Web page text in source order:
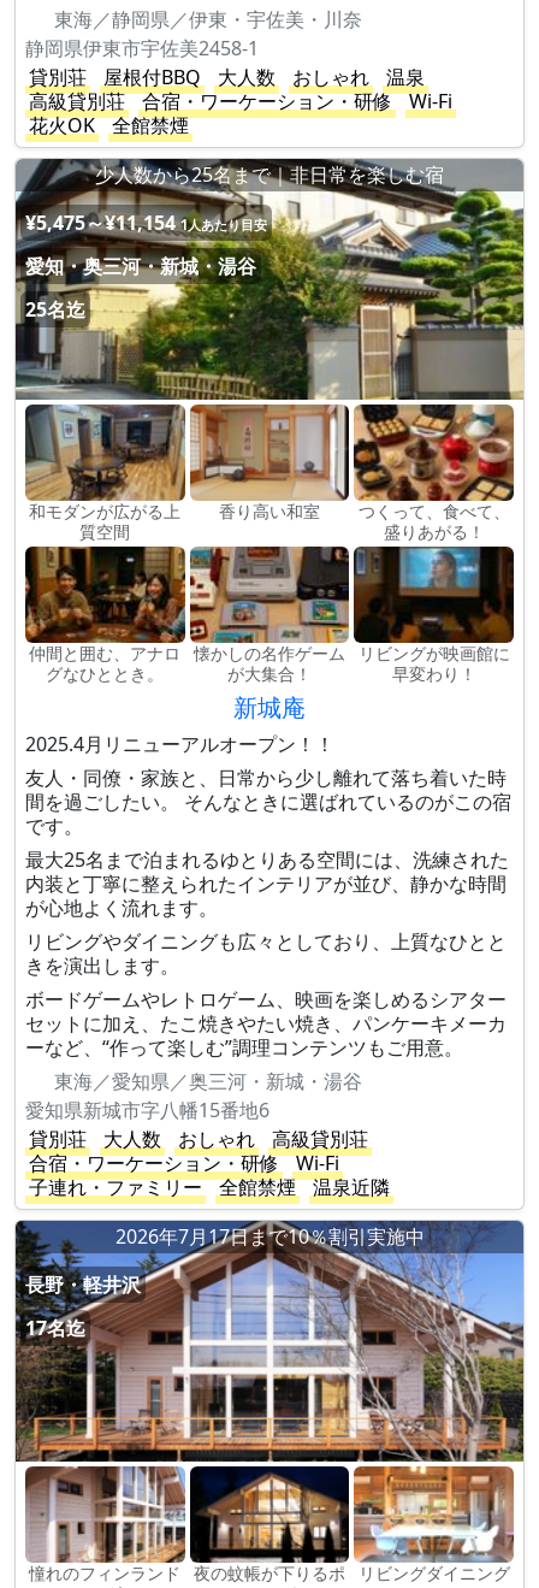
東海／静岡県／伊東・宇佐美・川奈
静岡県伊東市宇佐美2458-1
貸別荘
屋根付BBQ 大人数 おしゃれ
温泉
高級貸別荘
合宿・ワーケーション・研修
Wi-Fi
花火OK
全館禁煙
少人数から25名まで｜非日常を楽しむ宿
¥5,475～¥11,154 1人あたり目安
愛知・奥三河・新城・湯谷
25名迄
和モダンが広がる上
質空間
香り高い和室
つくって、食べて、
盛りあがる！
仲間と囲む、アナロ
グなひととき。
懐かしの名作ゲーム
が大集合！
リビングが映画館に
早変わり！
新城庵
2025.4月リニューアルオープン！！
友人・同僚・家族と、日常から少し離れて落ち着いた時
間を過ごしたい。 そんなときに選ばれているのがこの宿
です。
最大25名まで泊まれるゆとりある空間には、洗練された
内装と丁寧に整えられたインテリアが並び、静かな時間
が心地よく流れます。
リビングやダイニングも広々としており、上質なひとと
きを演出します。
ボードゲームやレトロゲーム、映画を楽しめるシアター
セットに加え、たこ焼きやたい焼き、パンケーキメーカ
ーなど、“作って楽しむ”調理コンテンツもご用意。
東海／愛知県／奥三河・新城・湯谷
愛知県新城市字八幡15番地6
貸別荘
大人数 おしゃれ
高級貸別荘
合宿・ワーケーション・研修
Wi-Fi
子連れ・ファミリー
全館禁煙
温泉近隣
2026年7月17日まで10％割引実施中
長野・軽井沢
17名迄
憧れのフィンランド
夜の蚊帳が下りるポ
リビングダイニング